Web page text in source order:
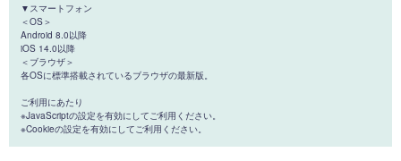
▼スマートフォン
＜OS＞
Android 8.0以降
iOS 14.0以降
＜ブラウザ＞
各OSに標準搭載されているブラウザの最新版。
ご利用にあたり
※JavaScriptの設定を有効にしてご利用ください。
※Cookieの設定を有効にしてご利用ください。